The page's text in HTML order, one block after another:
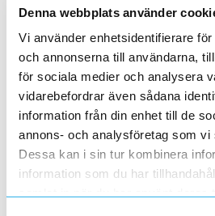
Denna webbplats använder
Vi använder enhetsidentifierare
och annonserna till användarna,
för sociala medier och analysera
vidarebefordrar även sådana
information från din enhet till de
annons- och analysföretag som vi
Dessa kan i sin tur kombinera
information som du har
samlat in när du har använt deras
Grundkurs för installatörer av
2022-04-01
En grundläggande
Förändrade priser 2022-05-01
2022-03-31
Med anledning av stigande råvarupriser.
Ecovadis ger Elektroskandia
hållbarhetsarbete
2022-03-21
Elektroskandia högsta möjliga betyg,